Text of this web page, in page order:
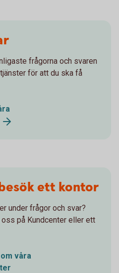
frågorna och svaren
för att du ska få
ett kontor
under frågor och svar?
på Kundcenter eller ett
våra